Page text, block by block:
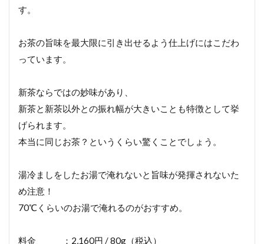
す。
お茶の旨味を最大限に引き出せるよう仕上げにはこだわ
っています。
新茶ならではの妙味があり、
新茶と新茶以外との振れ幅が大きいことも特徴として挙
げられます。
本当に同じお茶？というくらい驚くことでしょう。
湯冷ましをしたお湯で淹れないと旨味が発揮されないた
め注意！
70℃くらいのお湯で淹れるのがおすすめ。
料金 ：2,160円 / 80g（税込）